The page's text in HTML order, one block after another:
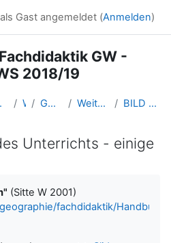
Gast angemeldet (Anmelden)
GW -
2018/19
2016 WS 2018/19 GW_FDeinfuehrung_Linz_2018ws Weiterführende Tipps zur Unterrichtsplanung BILD als Medium des Unterrichts - einige Beispiele
Unterrichts - einige
(Sitte W 2001)
fachdidaktik/